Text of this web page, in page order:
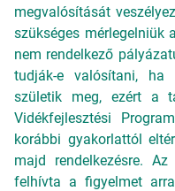
megvalósítását
szükséges mérlegelniük
nem rendelkező
tudják-e valósítani,
születik meg, ezért a
Vidékfejlesztési
korábbi gyakorlattól
majd rendelkezésre.
felhívta a figyelmet